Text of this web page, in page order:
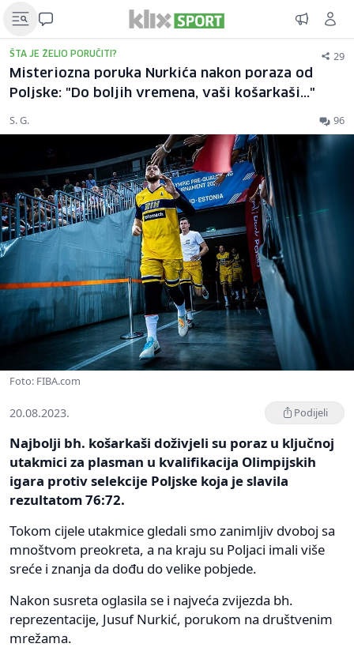
ŠTA JE ŽELIO PORUČITI? 29
Misteriozna poruka Nurkića nakon poraza od
Poljske: "Do boljih vremena, vaši košarkaši..."
S. G. 96
Foto: FIBA.com
20.08.2023. Podijeli
Najbolji bh. košarkaši doživjeli su poraz u ključnoj
utakmici za plasman u kvalifikacija Olimpijskih
igara protiv selekcije Poljske koja je slavila
rezultatom 76:72.
Tokom cijele utakmice gledali smo zanimljiv dvoboj sa
mnoštvom preokreta, a na kraju su Poljaci imali više
sreće i znanja da dođu do velike pobjede.
Nakon susreta oglasila se i najveća zvijezda bh.
reprezentacije, Jusuf Nurkić, porukom na društvenim
mrežama.